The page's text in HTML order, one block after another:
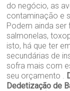
do negócio, as
contaminação e
Podem ainda
salmonelas,
isto, há que ter
secundárias de
sofra mais com
seu orçamento .
Dedetização de